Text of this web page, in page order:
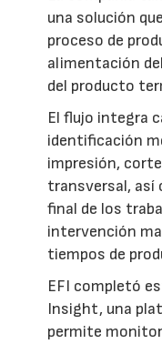
una solución
proceso de
alimentación
del producto
El flujo integra
identificación
impresión,
transversal, así
final de los
intervención
tiempos de
EFI completó
Insight, una
permite